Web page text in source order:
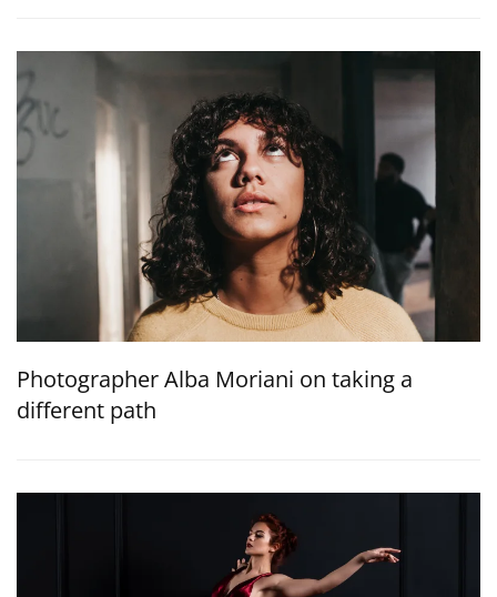
Photographer Alba Moriani on taking a
different path